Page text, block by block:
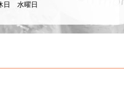
日 水曜日